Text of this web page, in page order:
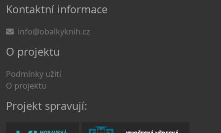
Kontaktní informace
info@obalkyknih.cz
O projektu
Podmínky užití
O projektu
Projekt spravují: